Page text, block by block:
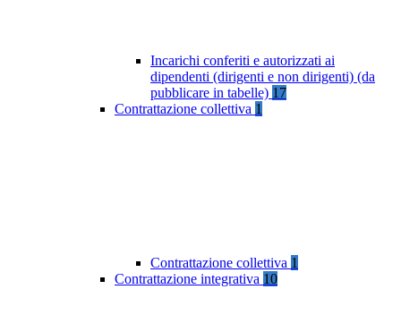
Incarichi conferiti e autorizzati ai
dipendenti (dirigenti e non dirigenti) (da
pubblicare in tabelle) 17
Contrattazione collettiva 1
Contrattazione collettiva 1
Contrattazione integrativa 10